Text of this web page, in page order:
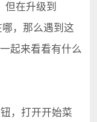
但在升级到
，那么遇到这
起来看看有什么
，打开开始菜